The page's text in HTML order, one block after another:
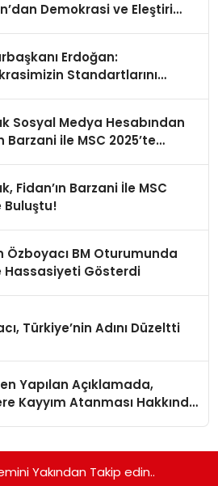
Demokrasi ve Eleştiri
Erdoğan:
Standartlarını
Sosyal Medya Hesabından
Barzani ile MSC 2025’te
Fidan’ın Barzani İle MSC
Buluştu!
Özboyacı BM Oturumunda
Hassasiyeti Gösterdi
Türkiye’nin Adını Düzeltti
Yapılan Açıklamada,
Kayyım Atanması Hakkında
Yakından Takip edin..